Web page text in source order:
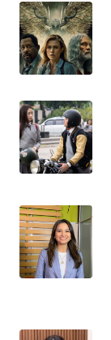
PAKPAK
WN
KARAWANG
WN
BEKASI
WN
WN
DEPOK